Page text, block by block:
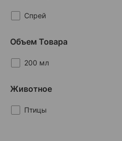
Спрей
Объем Товара
200 мл
Животное
Птицы